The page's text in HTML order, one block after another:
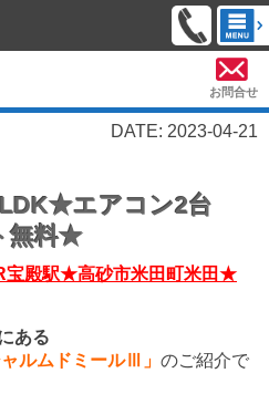
お問合せ
DATE: 2023-04-21
エアコン2台
無料★
殿駅★高砂市米田町米田★
ある
ャルムドミールⅢ」 のご紹介で